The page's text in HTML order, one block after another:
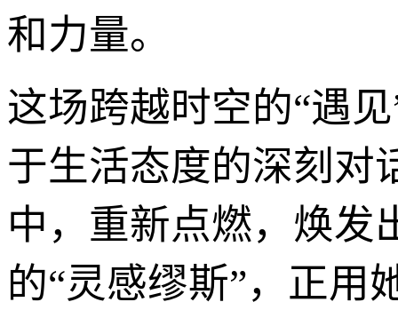
和力量。
这场跨越时空的“遇
于生活态度的深刻对
中，重新点燃，焕发
的“灵感缪斯”，正用